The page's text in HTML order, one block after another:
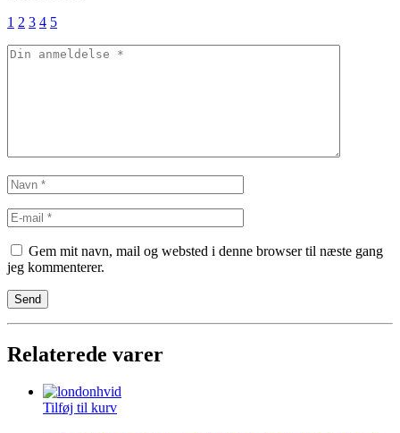
1 2 3 4 5
Gem mit navn, mail og websted i denne browser til næste gang
jeg kommenterer.
Relaterede varer
Tilføj til kurv